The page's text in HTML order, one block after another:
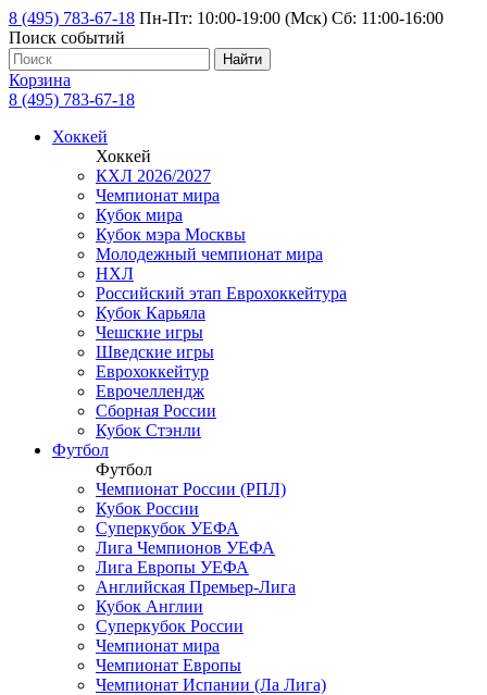
8 (495) 783-67-18 Пн-Пт: 10:00-19:00 (Мск) Сб: 11:00-16:00
Поиск событий
Найти
Корзина
8 (495) 783-67-18
Хоккей
Хоккей
КХЛ 2026/2027
Чемпионат мира
Кубок мира
Кубок мэра Москвы
Молодежный чемпионат мира
НХЛ
Российский этап Еврохоккейтура
Кубок Карьяла
Чешские игры
Шведские игры
Еврохоккейтур
Еврочеллендж
Сборная России
Кубок Стэнли
Футбол
Футбол
Чемпионат России (РПЛ)
Кубок России
Суперкубок УЕФА
Лига Чемпионов УЕФА
Лига Европы УЕФА
Английская Премьер-Лига
Кубок Англии
Суперкубок России
Чемпионат мира
Чемпионат Европы
Чемпионат Испании (Ла Лига)